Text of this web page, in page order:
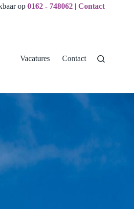
op 0162 - 748062 | Contact
Vacatures Contact